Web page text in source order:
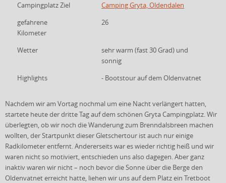
Campingplatz Ziel
Camping Gryta, Oldendalen
gefahrene
Kilometer
26
Wetter
sehr warm (fast 30 Grad) und
sonnig
Highlights
- Bootstour auf dem Oldenvatnet
Nachdem wir am Vortag nochmal um eine Nacht verlängert hatten,
startete heute der dritte Tag auf dem schönen Gryta Campingplatz. Wir
überlegten, ob wir noch die Wanderung zum Brenndalsbreen machen
wollten, der Startpunkt dieser Gletschertour ist auch nur einige
Radkilometer entfernt. Andererseits war es wieder richtig heiß und wir
waren nicht so motiviert, entschieden uns also dagegen. Aber ganz
inaktiv waren wir nicht – noch bevor die Sonne über die Berge den
Oldenvatnet erreicht hatte, liehen wir uns auf dem Platz ein Tretboot